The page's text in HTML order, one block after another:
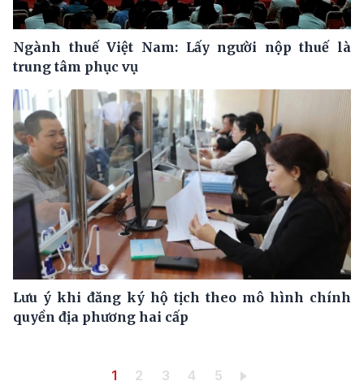
Ngành thuế Việt Nam: Lấy người nộp thuế là
trung tâm phục vụ
Lưu ý khi đăng ký hộ tịch theo mô hình chính
quyền địa phương hai cấp
Trang hiện thời
1 Trang
2 Trang
3 Trang
4 Trang
5